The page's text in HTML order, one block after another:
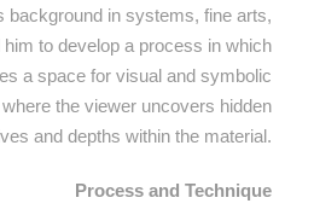
background in systems, fine arts,
to develop a process in which
a space for visual and symbolic
the viewer uncovers hidden
and depths within the material.
Process and Technique